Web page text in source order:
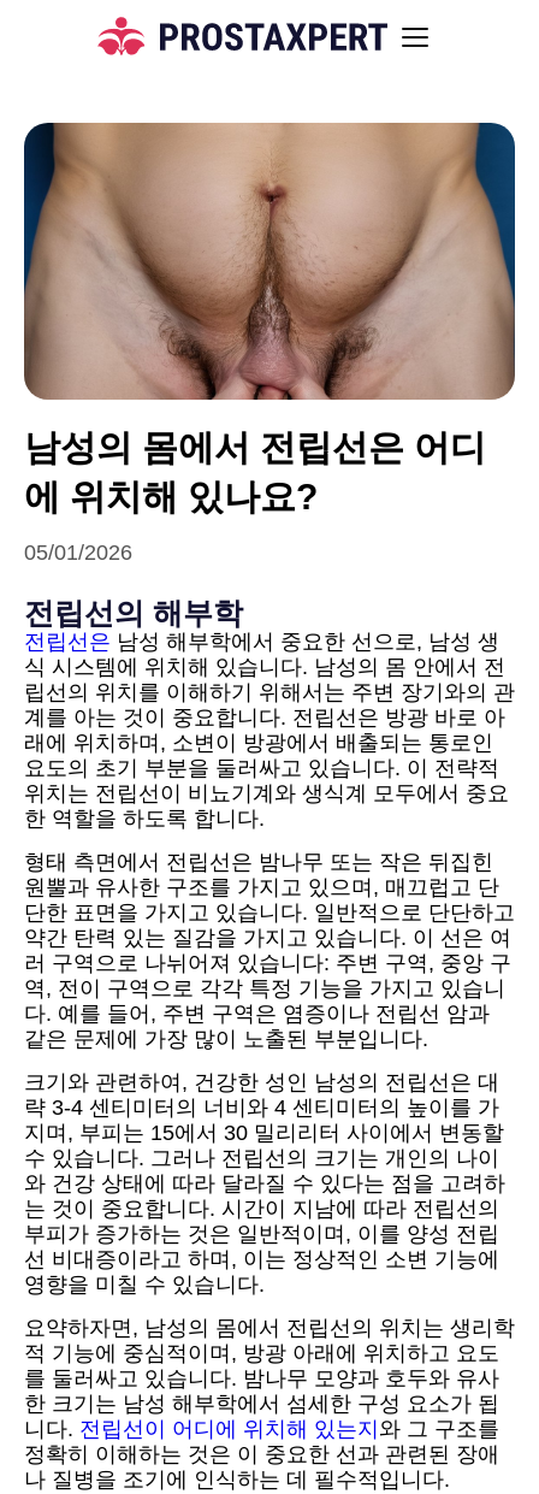
남성의 몸에서 전립선은 어디
에 위치해 있나요?
05/01/2026
전립선의 해부학
전립선은 남성 해부학에서 중요한 선으로, 남성 생
식 시스템에 위치해 있습니다. 남성의 몸 안에서 전
립선의 위치를 이해하기 위해서는 주변 장기와의 관
계를 아는 것이 중요합니다. 전립선은 방광 바로 아
래에 위치하며, 소변이 방광에서 배출되는 통로인
요도의 초기 부분을 둘러싸고 있습니다. 이 전략적
위치는 전립선이 비뇨기계와 생식계 모두에서 중요
한 역할을 하도록 합니다.
형태 측면에서 전립선은 밤나무 또는 작은 뒤집힌
원뿔과 유사한 구조를 가지고 있으며, 매끄럽고 단
단한 표면을 가지고 있습니다. 일반적으로 단단하고
약간 탄력 있는 질감을 가지고 있습니다. 이 선은 여
러 구역으로 나뉘어져 있습니다: 주변 구역, 중앙 구
역, 전이 구역으로 각각 특정 기능을 가지고 있습니
다. 예를 들어, 주변 구역은 염증이나 전립선 암과
같은 문제에 가장 많이 노출된 부분입니다.
크기와 관련하여, 건강한 성인 남성의 전립선은 대
략 3-4 센티미터의 너비와 4 센티미터의 높이를 가
지며, 부피는 15에서 30 밀리리터 사이에서 변동할
수 있습니다. 그러나 전립선의 크기는 개인의 나이
와 건강 상태에 따라 달라질 수 있다는 점을 고려하
는 것이 중요합니다. 시간이 지남에 따라 전립선의
부피가 증가하는 것은 일반적이며, 이를 양성 전립
선 비대증이라고 하며, 이는 정상적인 소변 기능에
영향을 미칠 수 있습니다.
요약하자면, 남성의 몸에서 전립선의 위치는 생리학
적 기능에 중심적이며, 방광 아래에 위치하고 요도
를 둘러싸고 있습니다. 밤나무 모양과 호두와 유사
한 크기는 남성 해부학에서 섬세한 구성 요소가 됩
니다. 전립선이 어디에 위치해 있는지 와 그 구조를
정확히 이해하는 것은 이 중요한 선과 관련된 장애
나 질병을 조기에 인식하는 데 필수적입니다.